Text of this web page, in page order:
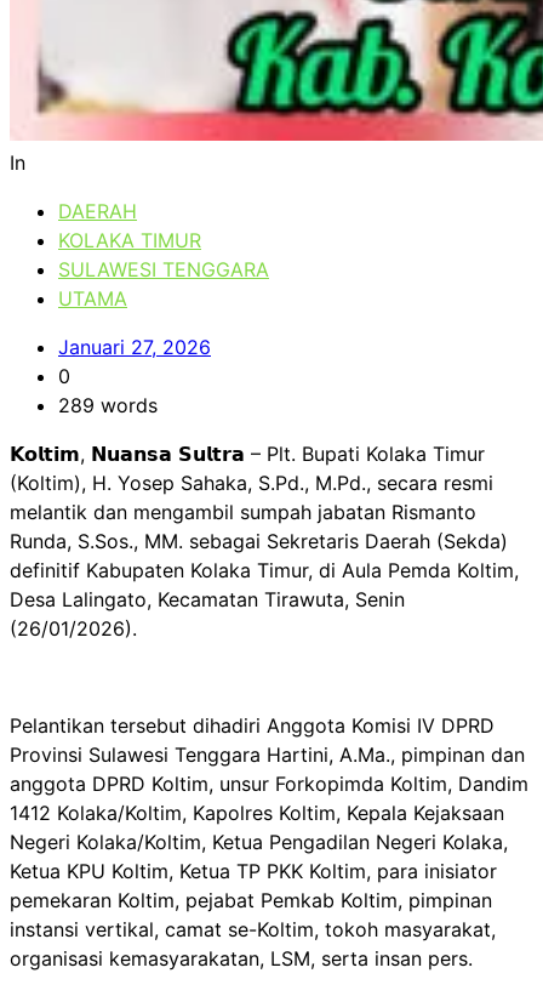
In
DAERAH
KOLAKA TIMUR
SULAWESI TENGGARA
UTAMA
Januari 27, 2026
0
289 words
𝗞𝗼𝗹𝘁𝗶𝗺, 𝗡𝘂𝗮𝗻𝘀𝗮 𝗦𝘂𝗹𝘁𝗿𝗮 – Plt. Bupati Kolaka Timur
(Koltim), H. Yosep Sahaka, S.Pd., M.Pd., secara resmi
melantik dan mengambil sumpah jabatan Rismanto
Runda, S.Sos., MM. sebagai Sekretaris Daerah (Sekda)
definitif Kabupaten Kolaka Timur, di Aula Pemda Koltim,
Desa Lalingato, Kecamatan Tirawuta, Senin
(26/01/2026).
Pelantikan tersebut dihadiri Anggota Komisi IV DPRD
Provinsi Sulawesi Tenggara Hartini, A.Ma., pimpinan dan
anggota DPRD Koltim, unsur Forkopimda Koltim, Dandim
1412 Kolaka/Koltim, Kapolres Koltim, Kepala Kejaksaan
Negeri Kolaka/Koltim, Ketua Pengadilan Negeri Kolaka,
Ketua KPU Koltim, Ketua TP PKK Koltim, para inisiator
pemekaran Koltim, pejabat Pemkab Koltim, pimpinan
instansi vertikal, camat se-Koltim, tokoh masyarakat,
organisasi kemasyarakatan, LSM, serta insan pers.